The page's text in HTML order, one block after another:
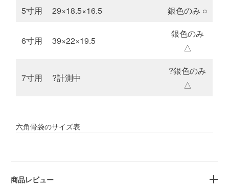
5寸用
29×18.5×16.5 銀色のみ ○
6寸用 39×22×19.5
銀色のみ
△
7寸用 ?計測中
?銀色のみ
△
六角骨袋のサイズ表
商品レビュー